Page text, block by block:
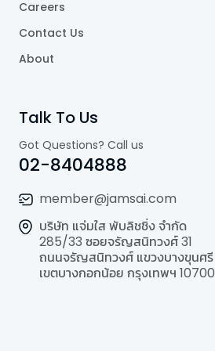
Careers
Contact Us
About
Talk To Us
Got Questions? Call us
02-8404888
member@jamsai.com
บริษัท แจ่มใส พับลิชชิ่ง จำกัด
285/33 ซอยจรัญสนิทวงศ์ 31
ถนนจรัญสนิทวงศ์ แขวงบางขุนศรี
เขตบางกอกน้อย กรุงเทพฯ 10700